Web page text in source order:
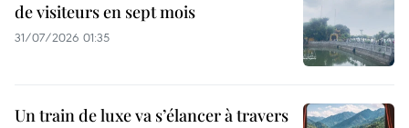
de visiteurs en sept mois ​
31/07/2026 01:35
Un train de luxe va s’élancer à travers